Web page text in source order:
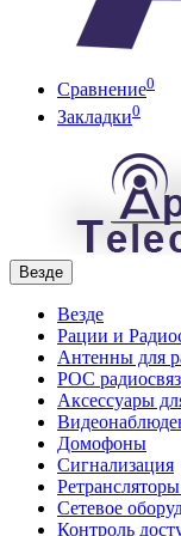
Сравнение0
Закладки0
Везде
Везде
Рации и
Антенны для
POC
Аксессуары
Домофоны
Сигнализация
Сетевое
Контроль